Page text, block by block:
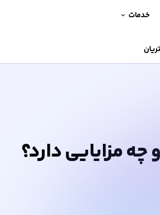
خدمات
مزایایی دارد؟